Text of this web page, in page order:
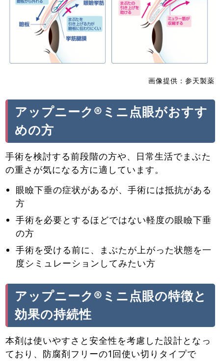
画像提供：参天製薬
アップニーク®ミニ点眼がおすす
めの方
手術を検討する前段階の方や、日常生活でまぶた
の重さが気になる方に適しています。
眼瞼下垂の症状があるが、手術には抵抗がある
方
手術を必要とするほどではない軽度の眼瞼下垂
の方
手術を受ける前に、まぶたが上がった状態を一
度シミュレーションしてみたい方
アップニーク®ミニ点眼の特徴と
効果の持続性
本剤は使いやすさと安全性を考慮した設計となっ
ており、防腐剤フリーの1回使い切りタイプで